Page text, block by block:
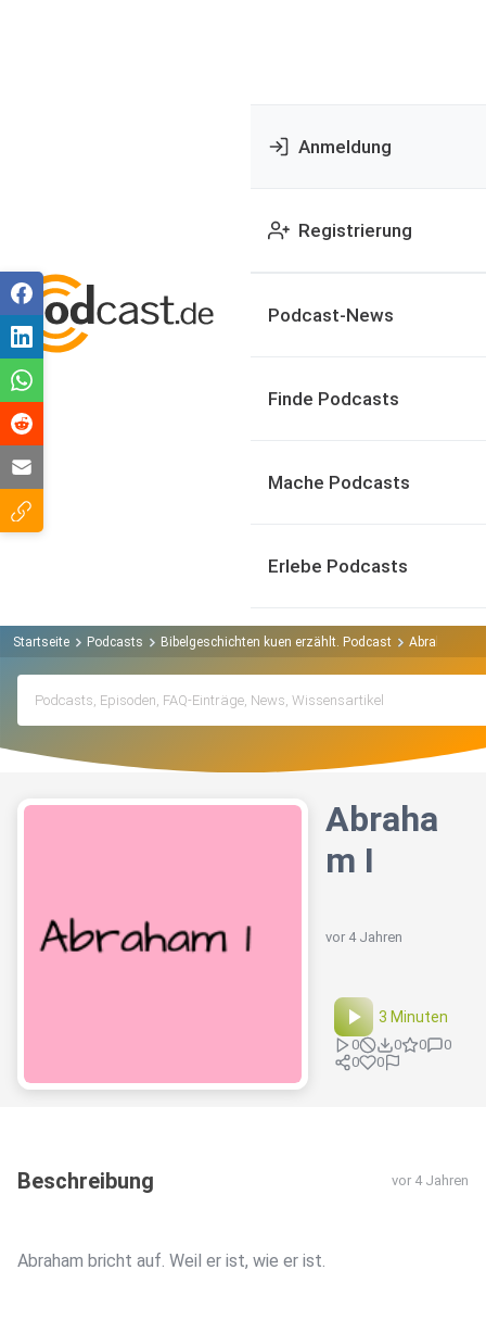
Anmeldung
Registrierung
Podcast-News
Finde Podcasts
Mache Podcasts
Erlebe Podcasts
Startseite Podcasts Bibelgeschichten kuen erzählt. Podcast Abraham I
Abraha
m I
vor 4 Jahren
3 Minuten
0 0 0
0
0
0
Beschreibung vor 4 Jahren
Abraham bricht auf. Weil er ist, wie er ist.